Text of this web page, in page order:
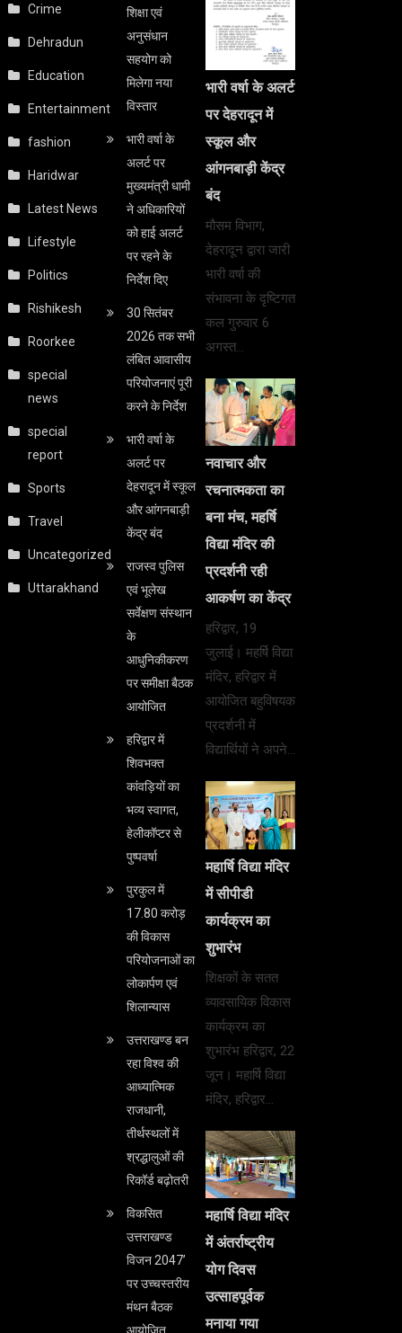
Crime
Dehradun
Education
Entertainment
fashion
Haridwar
Latest News
Lifestyle
Politics
Rishikesh
Roorkee
special
news
special
report
Sports
Travel
Uncategorized
Uttarakhand
शिक्षा एवं
अनुसंधान
सहयोग को
मिलेगा नया
विस्तार
भारी वर्षा के
अलर्ट पर
मुख्यमंत्री धामी
ने अधिकारियों
को हाई अलर्ट
पर रहने के
निर्देश दिए
30 सितंबर
2026 तक सभी
लंबित आवासीय
परियोजनाएं पूरी
करने के निर्देश
भारी वर्षा के
अलर्ट पर
देहरादून में स्कूल
और आंगनबाड़ी
केंद्र बंद
राजस्व पुलिस
एवं भूलेख
सर्वेक्षण संस्थान
के
आधुनिकीकरण
पर समीक्षा बैठक
आयोजित
हरिद्वार में
शिवभक्त
कांवड़ियों का
भव्य स्वागत,
हेलीकॉप्टर से
पुष्पवर्षा
पुरकुल में
17.80 करोड़
की विकास
परियोजनाओं का
लोकार्पण एवं
शिलान्यास
उत्तराखण्ड बन
रहा विश्व की
आध्यात्मिक
राजधानी,
तीर्थस्थलों में
श्रद्धालुओं की
रिकॉर्ड बढ़ोतरी
विकसित
उत्तराखण्ड
विजन 2047’
पर उच्चस्तरीय
मंथन बैठक
आयोजित
भारी वर्षा के अलर्ट
पर देहरादून में
स्कूल और
आंगनबाड़ी केंद्र
बंद
मौसम विभाग,
देहरादून द्वारा जारी
भारी वर्षा की
संभावना के दृष्टिगत
कल गुरुवार 6
अगस्त…
नवाचार और
रचनात्मकता का
बना मंच, महर्षि
विद्या मंदिर की
प्रदर्शनी रही
आकर्षण का केंद्र
हरिद्वार, 19
जुलाई। महर्षि विद्या
मंदिर, हरिद्वार में
आयोजित बहुविषयक
प्रदर्शनी में
विद्यार्थियों ने अपने…
महार्षि विद्या मंदिर
में सीपीडी
कार्यक्रम का
शुभारंभ
शिक्षकों के सतत
व्यावसायिक विकास
कार्यक्रम का
शुभारंभ हरिद्वार, 22
जून। महार्षि विद्या
मंदिर, हरिद्वार…
महार्षि विद्या मंदिर
में अंतर्राष्ट्रीय
योग दिवस
उत्साहपूर्वक
मनाया गया